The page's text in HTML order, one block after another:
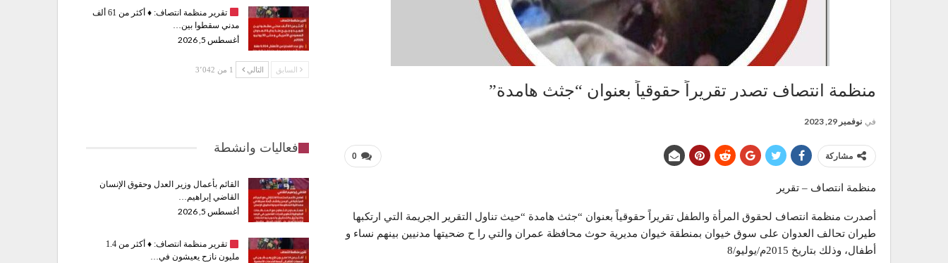
منظمة انتصاف تصدر تقريراً حقوقياً بعنوان “جثث هامدة”
في نوفمبر 29, 2023
0 مشاركة
منظمة انتصاف – تقرير
أصدرت منظمة انتصاف لحقوق المرأة والطفل تقريراً حقوقياً بعنوان “جثث هامدة “حيث تناول التقرير الجريمة التي ارتكبها
طيران تحالف العدوان على سوق خيوان بمنطقة خيوان مديرية حوث محافظة عمران والتي را ح ضحيتها مدنيين بينهم نساء و
أطفال، وذلك بتاريخ 2015م/يوليو/8
تقرير منظمة انتصاف: ♦️
أكثر من 61 ألف
مدني سقطوا بين…
أغسطس 5, 2026
السابق التالي 1 من 3٬042
فعاليات وانشطة
القائم بأعمال وزير العدل وحقوق الإنسان
القاضي إبراهيم…
أغسطس 5, 2026
تقرير منظمة انتصاف: ♦️
أكثر من 1.4
مليون نازح يعيشون في…